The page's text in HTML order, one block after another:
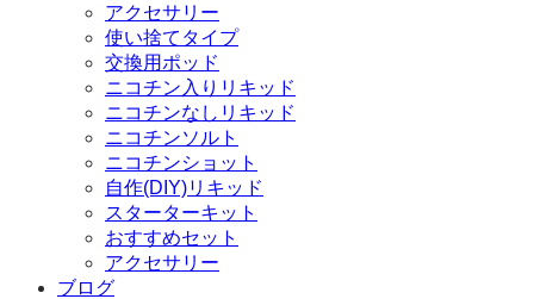
アクセサリー
使い捨てタイプ
交換用ポッド
ニコチン入りリキッド
ニコチンなしリキッド
ニコチンソルト
ニコチンショット
自作(DIY)リキッド
スターターキット
おすすめセット
アクセサリー
ブログ